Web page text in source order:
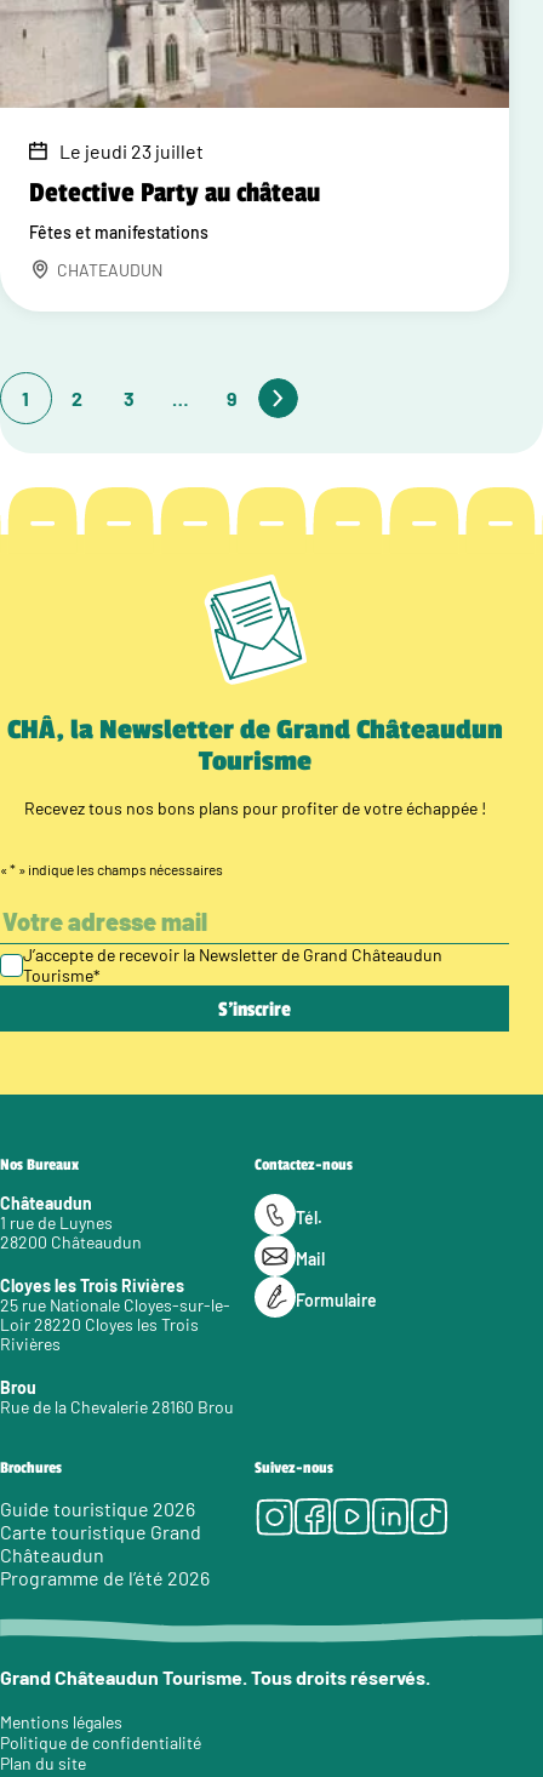
Le jeudi 23 juillet
Detective Party au château
Fêtes et manifestations
CHATEAUDUN
1 2 3 … 9
CHÂ, la Newsletter de Grand Châteaudun
Tourisme
Recevez tous nos bons plans pour profiter de votre échappée !
« * » indique les champs nécessaires
J’accepte de recevoir la Newsletter de Grand Châteaudun
Tourisme*
Nos Bureaux
Châteaudun
1 rue de Luynes
28200 Châteaudun
Cloyes les Trois Rivières
25 rue Nationale Cloyes-sur-le-
Loir 28220 Cloyes les Trois
Rivières
Brou
Rue de la Chevalerie 28160 Brou
Contactez-nous
Tél.
Mail
Formulaire
Brochures
Guide touristique 2026
Carte touristique Grand
Châteaudun
Programme de l’été 2026
Suivez-nous
Instagram
Facebook
Youtube
LinkedIn
Tiktok
Grand Châteaudun Tourisme. Tous droits réservés.
Mentions légales
Politique de confidentialité
Plan du site